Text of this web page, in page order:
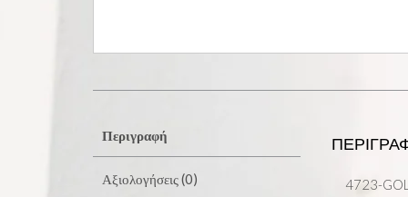
Περιγραφή
Αξιολογήσεις (0) 4723-